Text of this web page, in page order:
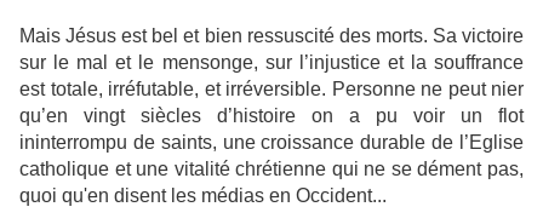
Mais Jésus est bel et bien ressuscité des morts. Sa victoire
sur le mal et le mensonge, sur l’injustice et la souffrance
est totale, irréfutable, et irréversible. Personne ne peut nier
qu’en vingt siècles d’histoire on a pu voir un flot
ininterrompu de saints, une croissance durable de l’Eglise
catholique et une vitalité chrétienne qui ne se dément pas,
quoi qu'en disent les médias en Occident...